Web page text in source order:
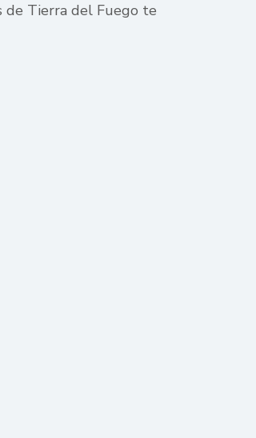
de Tierra del Fuego te